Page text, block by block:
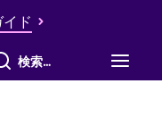
ド
て検索